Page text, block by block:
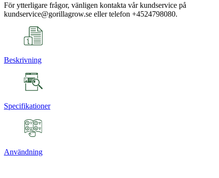
För ytterligare frågor, vänligen kontakta vår kundservice på
kundservice@gorillagrow.se eller telefon +4524798080.
Beskrivning
Specifikationer
Användning